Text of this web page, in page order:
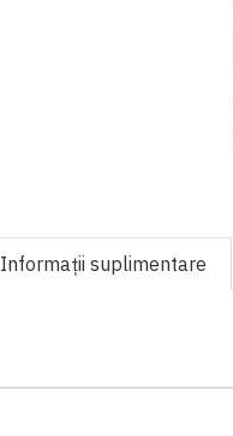
Informaţii suplimentare